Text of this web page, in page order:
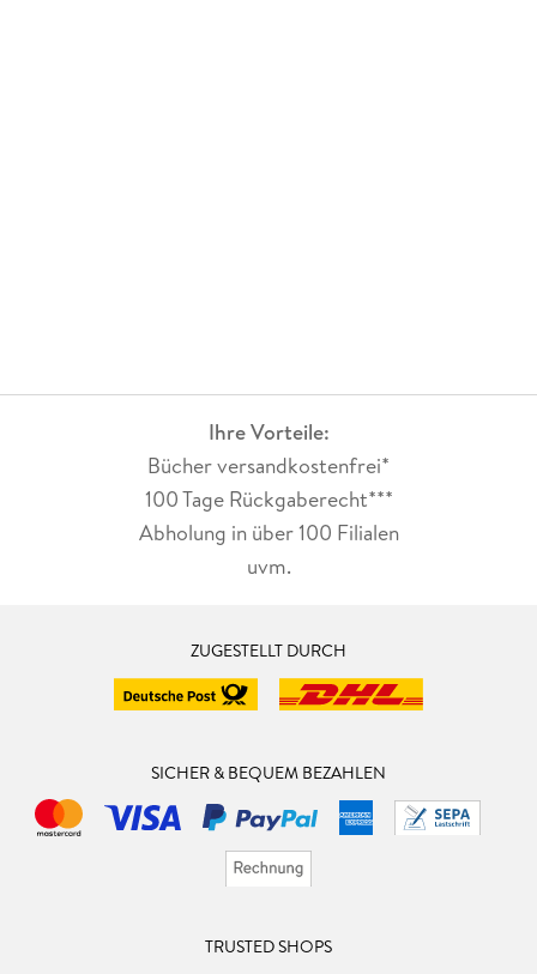
Ihre Vorteile:
Bücher versandkostenfrei*
100 Tage Rückgaberecht***
Abholung in über 100 Filialen
uvm.
ZUGESTELLT DURCH
SICHER & BEQUEM BEZAHLEN
TRUSTED SHOPS